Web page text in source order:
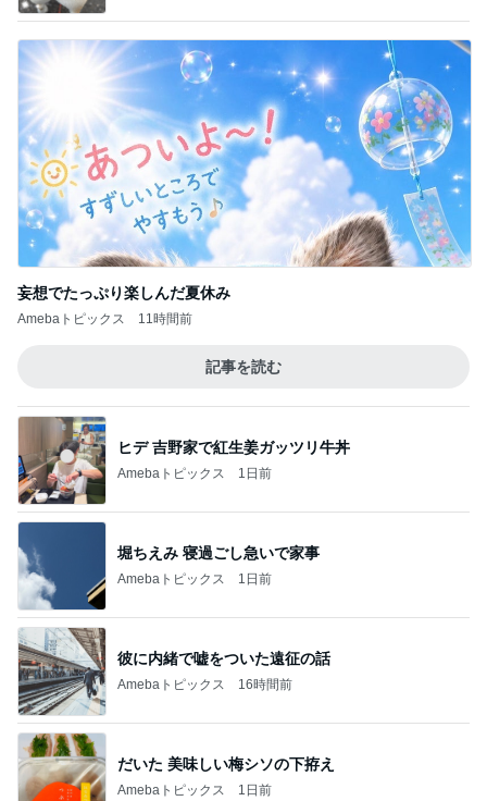
妄想でたっぷり楽しんだ夏休み
Amebaトピックス 11時間前
記事を読む
ヒデ 吉野家で紅生姜ガッツリ牛丼
Amebaトピックス 1日前
堀ちえみ 寝過ごし急いで家事
Amebaトピックス 1日前
彼に内緒で嘘をついた遠征の話
Amebaトピックス 16時間前
だいた 美味しい梅シソの下拵え
Amebaトピックス 1日前